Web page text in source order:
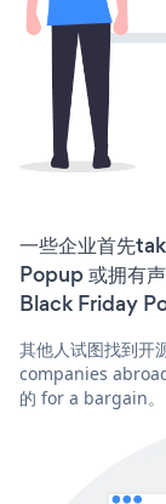
一些企业首先
Popup 或拥有
Black Friday
其他人试图找到开
companies
的 for a bargain。